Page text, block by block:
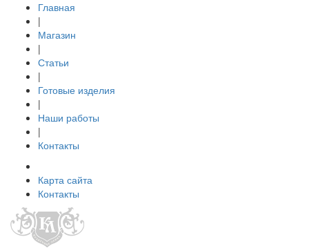
Главная
|
Магазин
|
Статьи
|
Готовые изделия
|
Наши работы
|
Контакты
Карта сайта
Контакты